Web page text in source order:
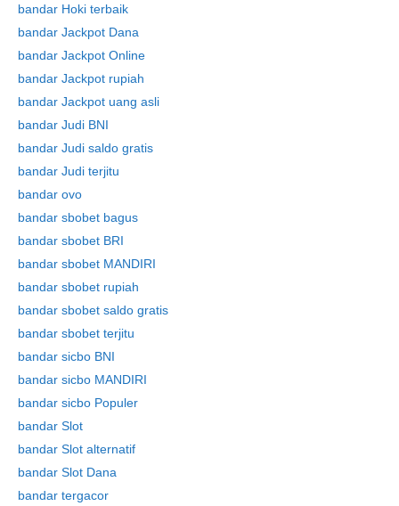
bandar Hoki terbaik
bandar Jackpot Dana
bandar Jackpot Online
bandar Jackpot rupiah
bandar Jackpot uang asli
bandar Judi BNI
bandar Judi saldo gratis
bandar Judi terjitu
bandar ovo
bandar sbobet bagus
bandar sbobet BRI
bandar sbobet MANDIRI
bandar sbobet rupiah
bandar sbobet saldo gratis
bandar sbobet terjitu
bandar sicbo BNI
bandar sicbo MANDIRI
bandar sicbo Populer
bandar Slot
bandar Slot alternatif
bandar Slot Dana
bandar tergacor